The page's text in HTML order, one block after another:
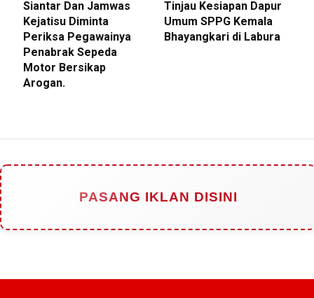
Siantar Dan Jamwas
Kejatisu Diminta
Periksa Pegawainya
Penabrak Sepeda
Motor Bersikap
Arogan.
Tinjau Kesiapan Dapur
Umum SPPG Kemala
Bhayangkari di Labura
PASANG IKLAN DISINI